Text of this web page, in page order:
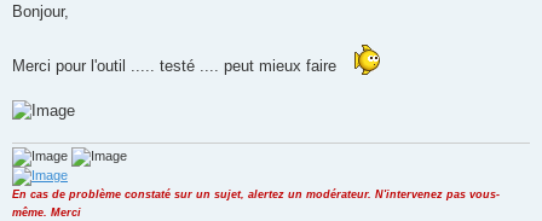
s
e
Bonjour,
Merci pour l'outil ..... testé .... peut mieux faire
En cas de problème constaté sur un sujet, alertez un modérateur. N'intervenez pas vous-
même. Merci